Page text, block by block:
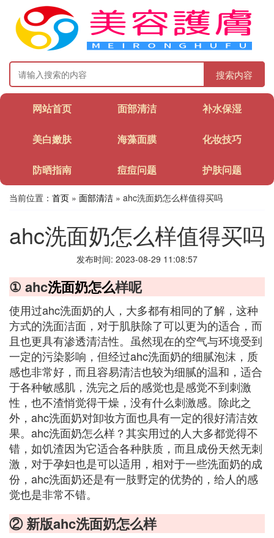
搜索内容
网站首页 面部清洁 补水保湿
美白嫩肤 海藻面膜 化妆技巧
防晒指南 痘痘问题 护肤问题
当前位置： 首页 » 面部清洁 » ahc洗面奶怎么样值得买吗
ahc洗面奶怎么样值得买吗
发布时间: 2023-08-29 11:08:57
① ahc洗面奶怎么样呢
使用过ahc洗面奶的人，大多都有相同的了解，这种
方式的洗面洁面，对于肌肤除了可以更为的适合，而
且也更具有渗透清洁性。虽然现在的空气与环境受到
一定的污染影响，但经过ahc洗面奶的细腻泡沫，质
感也非常好，而且容易清洁也较为细腻的温和，适合
于各种敏感肌，洗完之后的感觉也是感觉不到刺激
性，也不渣悄觉得干燥，没有什么刺激感。除此之
外，ahc洗面奶对卸妆方面也具有一定的很好清洁效
果。ahc洗面奶怎么样？其实用过的人大多都觉得不
错，如饥渣因为它适合各种肤质，而且成份天然无刺
激，对于孕妇也是可以适用，相对于一些洗面奶的成
份，ahc洗面奶还是有一肢野定的优势的，给人的感
觉也是非常不错。
② 新版ahc洗面奶怎么样